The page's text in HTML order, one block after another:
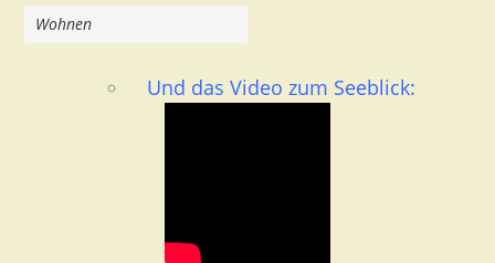
Wohnen
Und das Video zum Seeblick: